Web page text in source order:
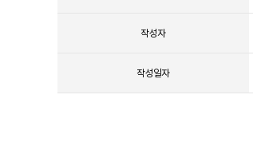
작성자
작성일자